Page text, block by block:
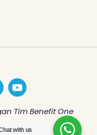
Y
o
u
t
b
Tim Benefit One
with us